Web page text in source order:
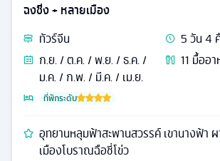
ฉงชิ่ง + หลายเมือง
ทัวร์จีน 5วัน4
ก.ย. / ต.ค. / พ.ย. / ธ.ค. /
ม.ค. / ก.พ. / มี.ค. / เม.ย.
11 มื้ออา
ที่พักระดับ
อุทยานหลุมฟ้าสะพานสวรรค์ เขานางฟ้า
เมืองโบราณฉือชี่โข่ว